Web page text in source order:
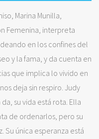
Marina Munilla,
Femenina, interpreta
en los confines del
y la fama, y da cuenta en
que implica lo vivido en
deja sin respiro. Judy
su vida está rota. Ella
de ordenarlos, pero su
Su única esperanza está